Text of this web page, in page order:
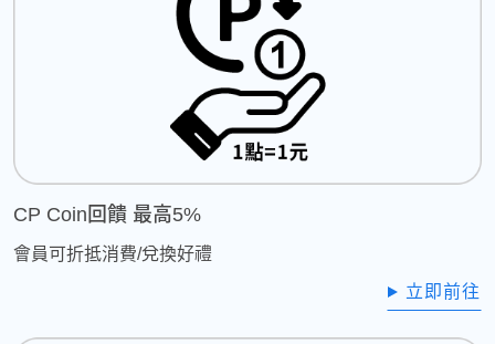
CP Coin回饋 最高5%
會員可折抵消費/兌換好禮
立即前往